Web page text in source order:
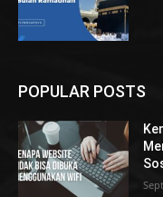
POPULAR POSTS